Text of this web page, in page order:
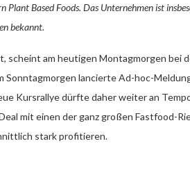
Based Foods. Das Unternehmen ist
bekannt.
scheint am heutigen Montagmorgen bei
lancierte Ad-hoc-
Kursrallye dürfte daher weiter an
mit einen der ganz großen Fastfood-
stark profitieren.